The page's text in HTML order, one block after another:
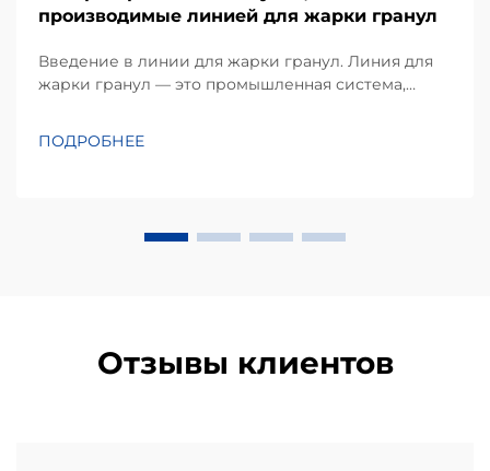
производимые линией для жарки гранул
Введение в линии для жарки гранул. Линия для
жарки гранул — это промышленная система,
непрерывной экструзии и жарки. В отличие от
ПОДРОБНЕЕ
Отзывы клиентов